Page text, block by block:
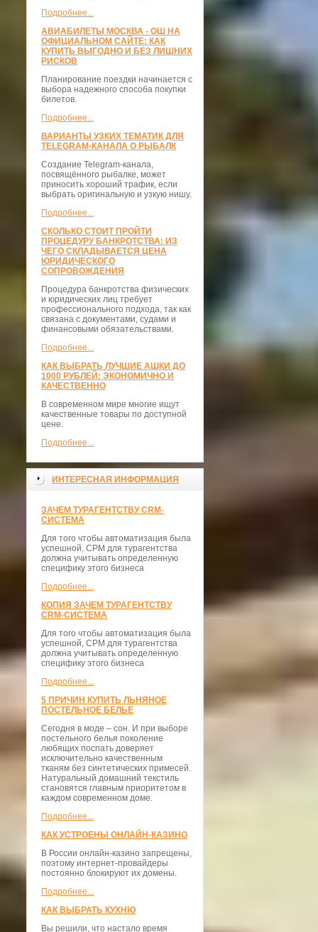
Подробнее...
АВИАБИЛЕТЫ МОСКВА - ОШ НА
ОФИЦИАЛЬНОМ САЙТЕ: КАК
КУПИТЬ ВЫГОДНО И БЕЗ ЛИШНИХ
РИСКОВ
Планирование поездки начинается с
выбора надежного способа покупки
билетов.
Подробнее...
ВАРИАНТЫ УЗКИХ ТЕМАТИК ДЛЯ
TELEGRAM-КАНАЛА О РЫБАЛК
Создание Telegram-канала,
посвящённого рыбалке, может
приносить хороший трафик, если
выбрать оригинальную и узкую нишу.
Подробнее...
СКОЛЬКО СТОИТ ПРОЙТИ
ПРОЦЕДУРУ БАНКРОТСТВА: ИЗ
ЧЕГО СКЛАДЫВАЕТСЯ ЦЕНА
ЮРИДИЧЕСКОГО
СОПРОВОЖДЕНИЯ
Процедура банкротства физических
и юридических лиц требует
профессионального подхода, так как
связана с документами, судами и
финансовыми обязательствами.
Подробнее...
КАК ВЫБРАТЬ ЛУЧШИЕ АШКИ ДО
1000 РУБЛЕЙ: ЭКОНОМИЧНО И
КАЧЕСТВЕННО
В современном мире многие ищут
качественные товары по доступной
цене.
Подробнее...
ИНТЕРЕСНАЯ ИНФОРМАЦИЯ
ЗАЧЕМ ТУРАГЕНТСТВУ CRM-
СИСТЕМА
Для того чтобы автоматизация была
успешной, СРМ для турагентства
должна учитывать определенную
специфику этого бизнеса
Подробнее...
КОПИЯ ЗАЧЕМ ТУРАГЕНТСТВУ
CRM-СИСТЕМА
Для того чтобы автоматизация была
успешной, СРМ для турагентства
должна учитывать определенную
специфику этого бизнеса
Подробнее...
5 ПРИЧИН КУПИТЬ ЛЬНЯНОЕ
ПОСТЕЛЬНОЕ БЕЛЬЕ
Сегодня в моде – сон. И при выборе
постельного белья поколение
любящих поспать доверяет
исключительно качественным
тканям без синтетических примесей.
Натуральный домашний текстиль
становятся главным приоритетом в
каждом современном доме.
Подробнее...
КАК УСТРОЕНЫ ОНЛАЙН-КАЗИНО
В России онлайн-казино запрещены,
поэтому интернет-провайдеры
постоянно блокируют их домены.
Подробнее...
КАК ВЫБРАТЬ КУХНЮ
Вы решили, что настало время